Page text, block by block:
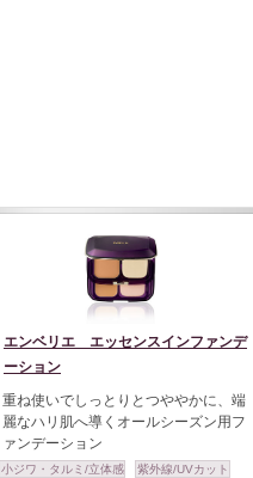
エンベリエ エッセンスインファンデ
ーション
重ね使いでしっとりとつややかに、端
麗なハリ肌へ導くオールシーズン用フ
ァンデーション
小ジワ・タルミ/立体感
紫外線/UVカット